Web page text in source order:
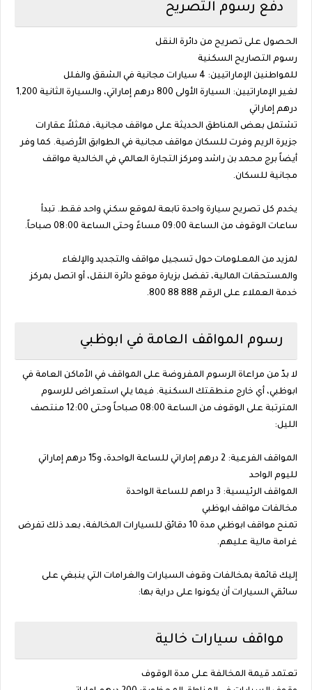
دفع رسوم التصريح
الحصول على تصريح من دائرة النقل
رسوم التصاريح السكنية
للمواطنين الإماراتيين: 4 سيارات مجانية في الشقق والفلل
لغير الإماراتيين: السيارة الأولى 800 درهم إماراتي، والسيارة الثانية 1,200
درهم إماراتي
تشتمل بعض المناطق الحديثة على مواقف مجانية، فمثلاً عقارات
جزيرة الريم وفرت للسكان مواقف مجانية في الطوابق الأرضية. كما وفر
أيضاً برج محمد بن راشد ومركز التجارة العالمي في الخالدية مواقف
مجانية للسكان.
يخدم كل تصريح سيارة واحدة تابعة لموقع سكني واحد فقط. تبدأ
ساعات الوقوف من الساعة 09:00 مساءً وحتى الساعة 08:00 صباحاً.
لمزيد من المعلومات حول تسجيل مواقف والتجديد والإلغاء
والمستحقات المالية، تفضل بزيارة موقع دائرة النقل، أو اتصل بمركز
خدمة العملاء على الرقم 888 88 800.
رسوم المواقف العامة في ابوظبي
لا بدّ من مراعاة الرسوم المفروضة على المواقف في الأماكن العامة في
ابوظبي، أي خارج منطقتك السكنية. فيما يلي استعراض للرسوم
المترتبة على الوقوف من الساعة 08:00 صباحاً وحتى 12:00 منتصف
الليل:
المواقف الفرعية: 2 درهم إماراتي للساعة الواحدة، و15 درهم إماراتي
لليوم الواحد
المواقف الرئيسية: 3 دراهم للساعة الواحدة
مخالفات مواقف ابوظبي
تمنح مواقف ابوظبي مدة 10 دقائق للسيارات المخالفة، بعد ذلك تفرض
غرامة مالية عليهم.
إليك قائمة بمخالفات وقوف السيارات والغرامات التي ينبغي على
سائقي السيارات أن يكونوا على دراية بها:
مواقف سيارات خالية
تعتمد قيمة المخالفة على مدة الوقوف